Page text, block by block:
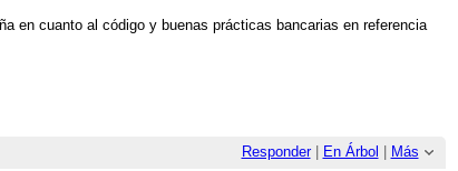
en cuanto al código y buenas prácticas bancarias en referencia
Responder| En Árbol Más